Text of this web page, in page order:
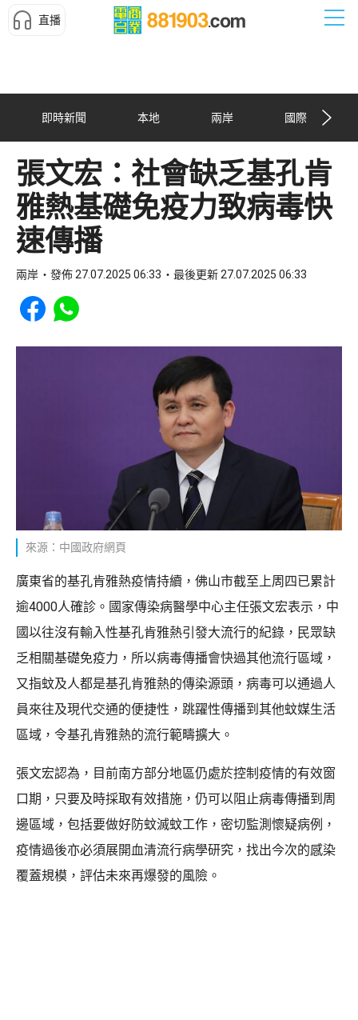
直播
即時新聞 本地 兩岸 國際
張文宏：社會缺乏基孔肯
雅熱基礎免疫力致病毒快
速傳播
兩岸 發佈 27.07.2025 06:33 最後更新 27.07.2025 06:33
Share to Facebook
Share to WhatsApp
來源：中國政府網頁
廣東省的基孔肯雅熱疫情持續，佛山市截至上周四已累計
逾4000人確診。國家傳染病醫學中心主任張文宏表示，中
國以往沒有輸入性基孔肯雅熱引發大流行的紀錄，民眾缺
乏相關基礎免疫力，所以病毒傳播會快過其他流行區域，
又指蚊及人都是基孔肯雅熱的傳染源頭，病毒可以通過人
員來往及現代交通的便捷性，跳躍性傳播到其他蚊媒生活
區域，令基孔肯雅熱的流行範疇擴大。
張文宏認為，目前南方部分地區仍處於控制疫情的有效窗
口期，只要及時採取有效措施，仍可以阻止病毒傳播到周
邊區域，包括要做好防蚊滅蚊工作，密切監測懷疑病例，
疫情過後亦必須展開血清流行病學研究，找出今次的感染
覆蓋規模，評估未來再爆發的風險。